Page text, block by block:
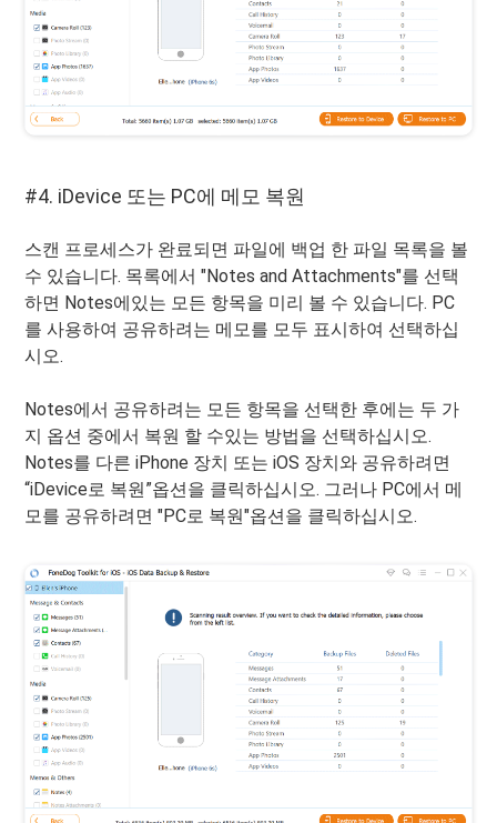
#4. iDevice 또는 PC에 메모 복원
스캔 프로세스가 완료되면 파일에 백업 한 파일 목록을 볼
수 있습니다. 목록에서 "Notes and Attachments"를 선택
하면 Notes에있는 모든 항목을 미리 볼 수 있습니다. PC
를 사용하여 공유하려는 메모를 모두 표시하여 선택하십
시오.
Notes에서 공유하려는 모든 항목을 선택한 후에는 두 가
지 옵션 중에서 복원 할 수있는 방법을 선택하십시오.
Notes를 다른 iPhone 장치 또는 iOS 장치와 공유하려면
“iDevice로 복원”옵션을 클릭하십시오. 그러나 PC에서 메
모를 공유하려면 "PC로 복원"옵션을 클릭하십시오.